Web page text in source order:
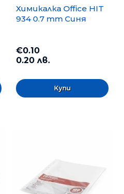
Химикалка Office HIT
934 0.7 mm Синя
€0.10
0.20 лв.